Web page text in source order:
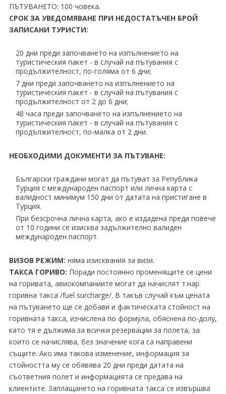
ПЪТУВАНЕТО: 100 човека.
СРОК ЗА УВЕДОМЯВАНЕ ПРИ НЕДОСТАТЪЧЕН БРОЙ
ЗАПИСАНИ ТУРИСТИ:
20 дни преди започването на изпълнението на
туристическия пакет - в случай на пътувания с
продължителност, по-голяма от 6 дни;
7 дни преди започването на изпълнението на
туристическия пакет - в случай на пътувания с
продължителност от 2 до 6 дни;
48 часа преди започването на изпълнението на
туристическия пакет - в случай на пътувания с
продължителност, по-малка от 2 дни.
НЕОБХОДИМИ ДОКУМЕНТИ ЗА ПЪТУВАНЕ:
Български граждани могат да пътуват за Република
Турция с международен паспорт или лична карта с
валидност минимум 150 дни от датата на пристигане в
Турция.
При безсрочна лична карта, ако е издадена преди повече
от 10 години се изисква задължително валиден
международен паспорт.
ВИЗОВ РЕЖИМ: няма изисквания за визи.
ТАКСА ГОРИВО: Поради постоянно променящите се цени
на горивата, авиокомпаниите могат да начислят т.нар.
горивна такса /fuel surcharge/. В такъв случай към цената
на пътуването ще се добави и фактическата стойност на
горивната такса, изчислена по формула, обяснена по-долу,
като тя е дължима за всички резервации за полета, за
които се начислява, без значение кога са направени
същите. Ако има такова изменение, информация за
стойността му се обявява 20 дни преди датата на
съответния полет и информацията се предава на
клиентите. Заплащането на горивната такса се извършва